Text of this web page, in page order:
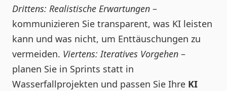
Drittens: Realistische Erwartungen –
kommunizieren Sie transparent, was KI leisten
kann und was nicht, um Enttäuschungen zu
vermeiden. Viertens: Iteratives Vorgehen –
planen Sie in Sprints statt in
Wasserfallprojekten und passen Sie Ihre KI